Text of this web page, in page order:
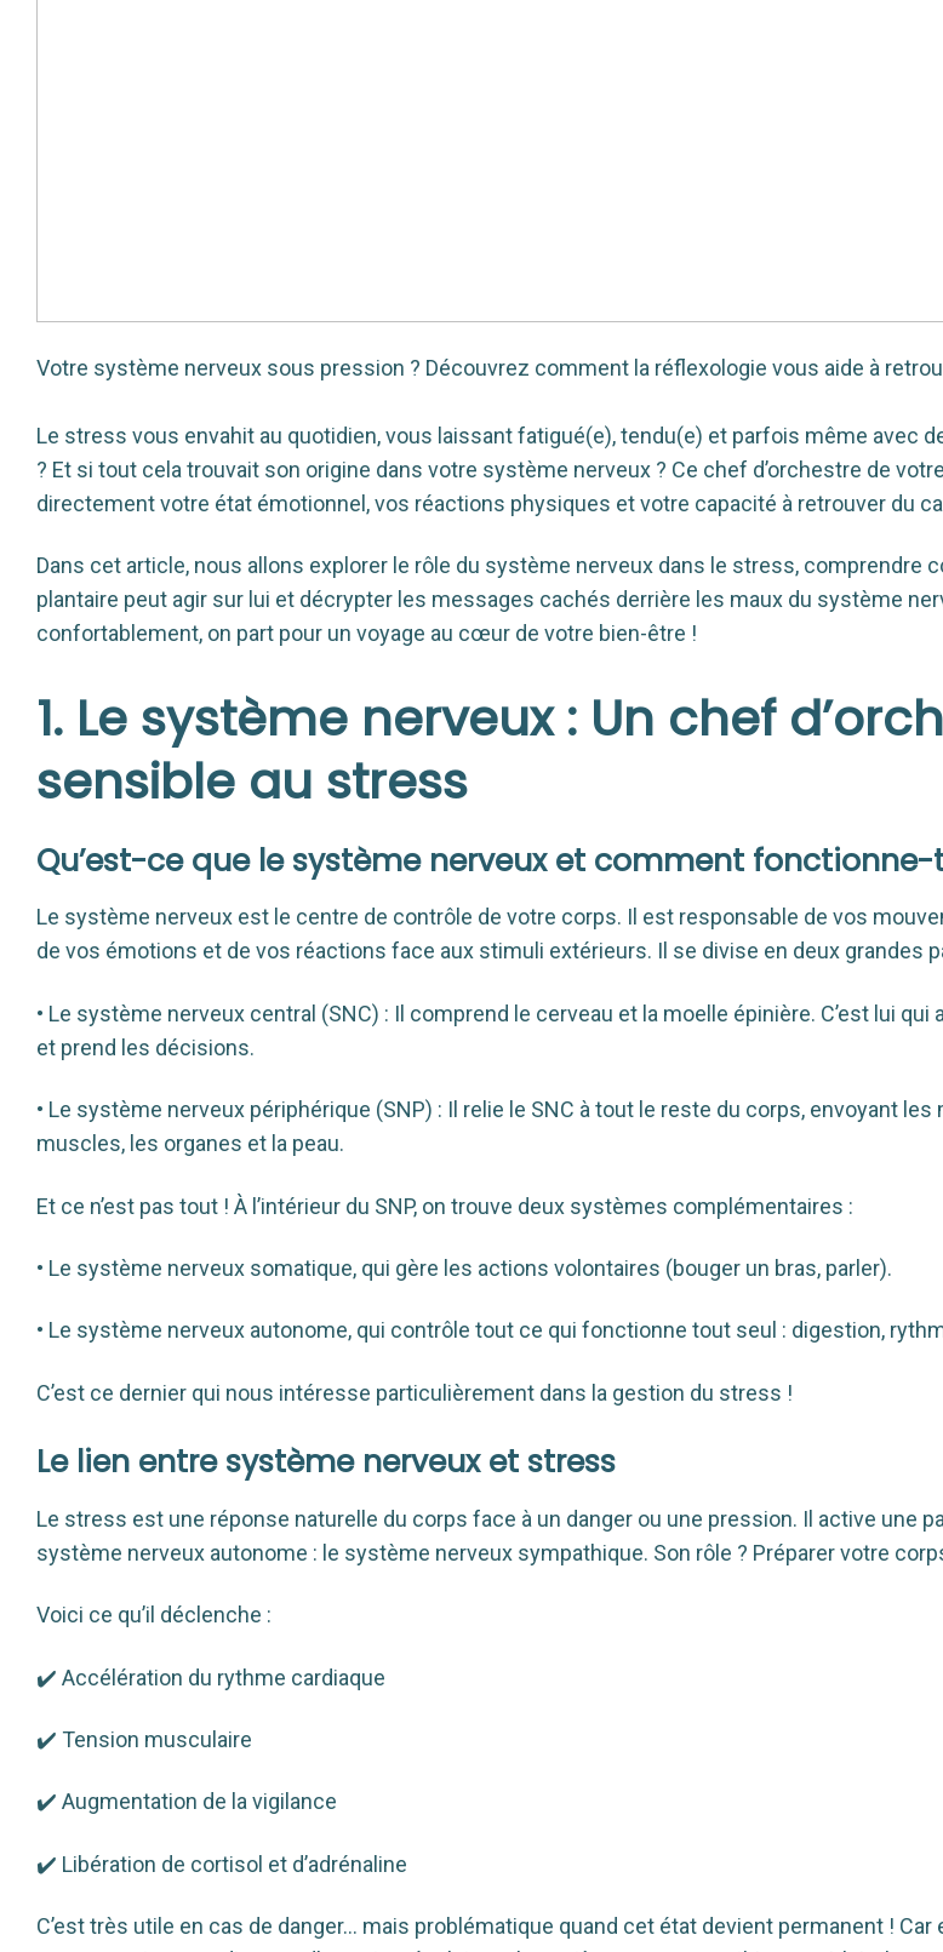
Votre système nerveux sous pression ? Découvrez comment la réflexologie vous aide à
Le stress vous envahit au quotidien, vous laissant fatigué(e), tendu(e) et parfois même avec
? Et si tout cela trouvait son origine dans votre système nerveux ? Ce chef d’orchestre de
directement votre état émotionnel, vos réactions physiques et votre capacité à retrouver du
Dans cet article, nous allons explorer le rôle du système nerveux dans le stress, comprendre
plantaire peut agir sur lui et décrypter les messages cachés derrière les maux du système
confortablement, on part pour un voyage au cœur de votre bien-être !
1. Le système nerveux : Un chef
sensible au stress
Qu’est-ce que le système nerveux et comment
Le système nerveux est le centre de contrôle de votre corps. Il est responsable de vos
de vos émotions et de vos réactions face aux stimuli extérieurs. Il se divise en deux grandes
• Le système nerveux central (SNC) : Il comprend le cerveau et la moelle épinière. C’est lui
et prend les décisions.
• Le système nerveux périphérique (SNP) : Il relie le SNC à tout le reste du corps, envoyant
muscles, les organes et la peau.
Et ce n’est pas tout ! À l’intérieur du SNP, on trouve deux systèmes complémentaires :
• Le système nerveux somatique, qui gère les actions volontaires (bouger un bras, parler).
• Le système nerveux autonome, qui contrôle tout ce qui fonctionne tout seul : digestion,
C’est ce dernier qui nous intéresse particulièrement dans la gestion du stress !
Le lien entre système nerveux et stress
Le stress est une réponse naturelle du corps face à un danger ou une pression. Il active une
système nerveux autonome : le système nerveux sympathique. Son rôle ? Préparer votre
Voici ce qu’il déclenche :
✔️ Accélération du rythme cardiaque
✔️ Tension musculaire
✔️ Augmentation de la vigilance
✔️ Libération de cortisol et d’adrénaline
C’est très utile en cas de danger… mais problématique quand cet état devient permanent ! Car